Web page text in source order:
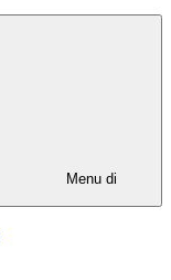
Menu di